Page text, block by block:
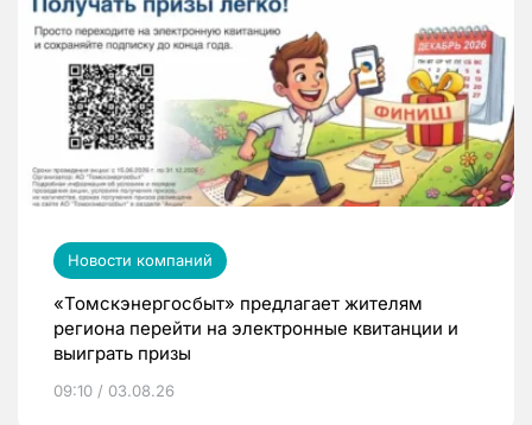
Новости компаний
«Томскэнергосбыт» предлагает жителям
региона перейти на электронные квитанции и
выиграть призы
09:10 / 03.08.26